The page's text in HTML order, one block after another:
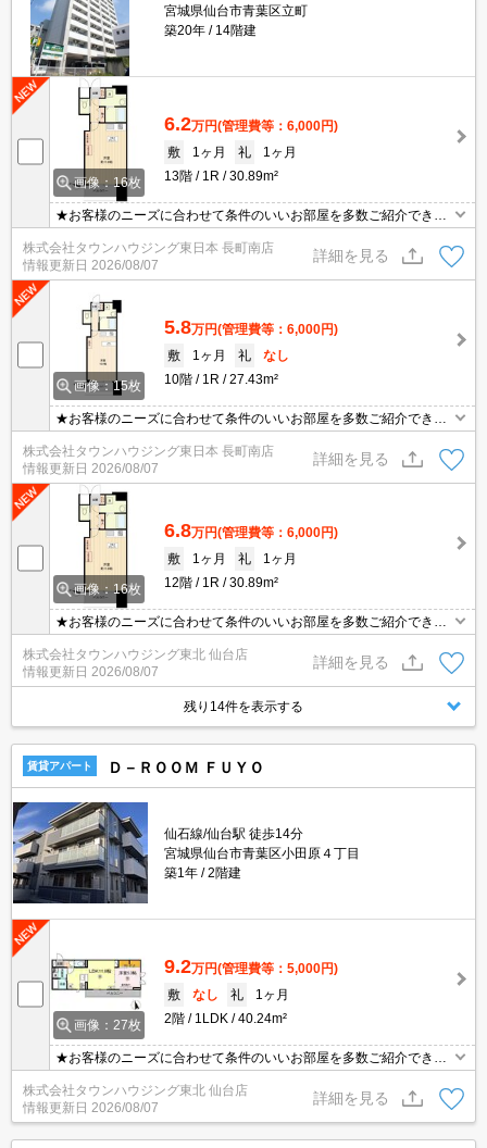
宮城県仙台市青葉区立町
築20年
14階建
画像：16枚
6.2万円(管理費等：6,000円)
敷
1ヶ月 礼
1ヶ月
13階
1R 30.89m²
★お客様のニーズに合わせて条件のいいお部屋を多数ご紹介できま
す★賃貸物件のお部屋探しはタウンハウジングへ
株式会社タウンハウジング東日本 長町南店
情報更新日 2026/08/07
詳細を見る
画像：15枚
5.8万円(管理費等：6,000円)
敷
1ヶ月 礼
なし
10階
1R 27.43m²
★お客様のニーズに合わせて条件のいいお部屋を多数ご紹介できま
す★賃貸物件のお部屋探しはタウンハウジングへ
株式会社タウンハウジング東日本 長町南店
情報更新日 2026/08/07
詳細を見る
画像：16枚
6.8万円(管理費等：6,000円)
敷
1ヶ月 礼
1ヶ月
12階
1R 30.89m²
★お客様のニーズに合わせて条件のいいお部屋を多数ご紹介できま
す★賃貸物件のお部屋探しはタウンハウジングへ
株式会社タウンハウジング東北 仙台店
情報更新日 2026/08/07
詳細を見る
残り14件を表示する
賃貸アパート Ｄ－ＲＯＯＭ ＦＵＹＯ
仙石線/仙台駅 徒歩14分
宮城県仙台市青葉区小田原４丁目
築1年
2階建
画像：27枚
9.2万円(管理費等：5,000円)
敷
なし 礼
1ヶ月
2階
1LDK 40.24m²
★お客様のニーズに合わせて条件のいいお部屋を多数ご紹介できま
す★賃貸物件のお部屋探しはタウンハウジングへ
株式会社タウンハウジング東北 仙台店
情報更新日 2026/08/07
詳細を見る